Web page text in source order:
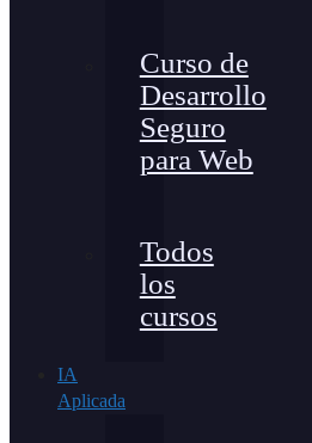
Curso de
Desarrollo
Seguro
para Web
Todos
los
cursos
IA
Aplicada